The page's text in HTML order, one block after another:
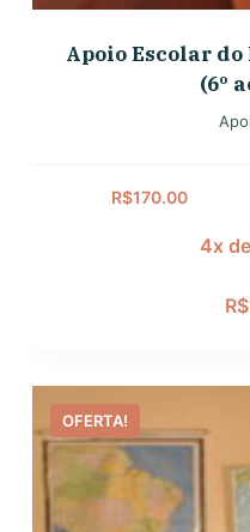
Apoio Escolar
(6º
R$170.00
4x de
R$
OFERTA!